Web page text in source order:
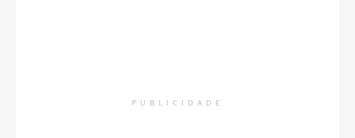
PUBLICIDADE